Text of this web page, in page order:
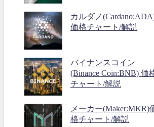
カルダノ
価格チャート/解説
バイナンスコイン
(Binance Coin:BNB) 価
チャート/解説
メーカー(Maker:MKR)
格チャート/解説